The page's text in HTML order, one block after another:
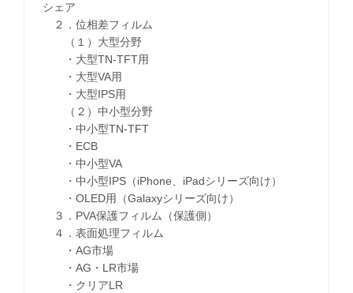
シェア
２．位相差フィルム
（１）大型分野
・大型TN-TFT用
・大型VA用
・大型IPS用
（２）中小型分野
・中小型TN-TFT
・ECB
・中小型VA
・中小型IPS（iPhone、iPadシリーズ向け）
・OLED用（Galaxyシリーズ向け）
３．PVA保護フィルム（保護側）
４．表面処理フィルム
・AG市場
・AG・LR市場
・クリアLR